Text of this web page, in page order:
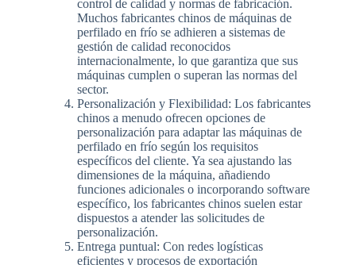
control de calidad y normas de fabricación.
Muchos fabricantes chinos de máquinas de
perfilado en frío se adhieren a sistemas de
gestión de calidad reconocidos
internacionalmente, lo que garantiza que sus
máquinas cumplen o superan las normas del
sector.
Personalización y Flexibilidad: Los fabricantes
chinos a menudo ofrecen opciones de
personalización para adaptar las máquinas de
perfilado en frío según los requisitos
específicos del cliente. Ya sea ajustando las
dimensiones de la máquina, añadiendo
funciones adicionales o incorporando software
específico, los fabricantes chinos suelen estar
dispuestos a atender las solicitudes de
personalización.
Entrega puntual: Con redes logísticas
eficientes y procesos de exportación